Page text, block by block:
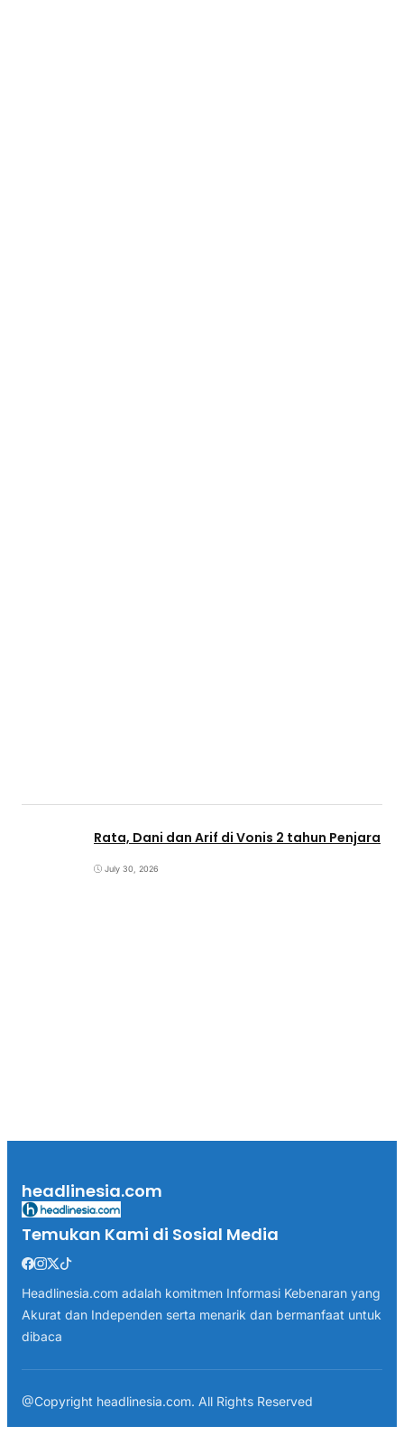
Rata, Dani dan Arif di Vonis 2 tahun Penjara
July 30, 2026
headlinesia.com
Temukan Kami di Sosial Media
Headlinesia.com adalah komitmen Informasi Kebenaran yang
Akurat dan Independen serta menarik dan bermanfaat untuk
dibaca
@Copyright headlinesia.com. All Rights Reserved